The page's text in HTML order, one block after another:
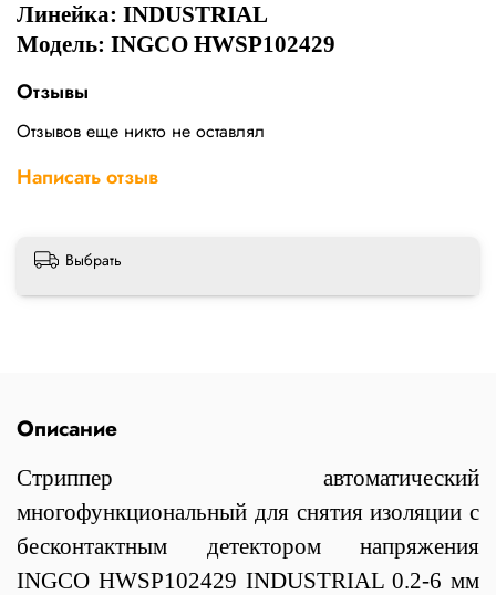
Линейка: INDUSTRIAL
Модель: INGCO HWSP102429
Отзывы
Отзывов еще никто не оставлял
Написать отзыв
Выбрать
Описание
Стриппер автоматический
многофункциональный для снятия изоляции с
бесконтактным детектором напряжения
INGCO HWSP102429 INDUSTRIAL 0.2-6 мм